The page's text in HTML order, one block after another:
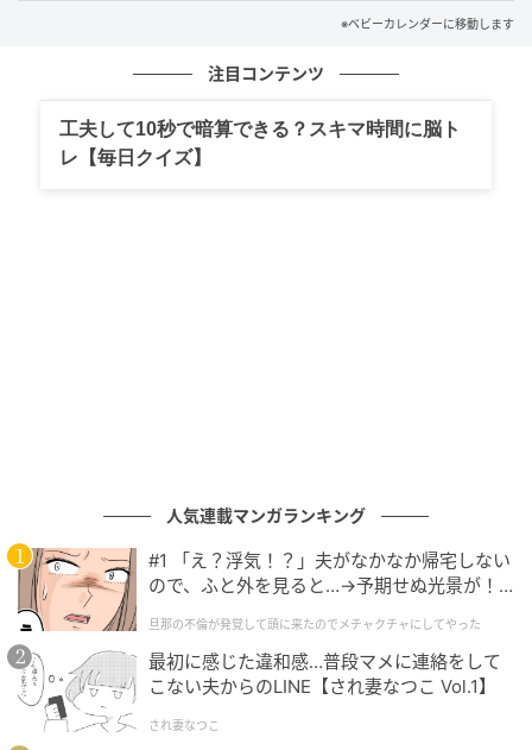
ています。最初が肝心だった、と少し後悔しつつも、
こうして家族として過ごす日々を重ねる中で、自分自
身の気持ちにも余裕ができてきました。いつかまた素
でじっくりと受け止めているところです。
ベビーカレンダー
産前は、私も夫も比較的性欲が強いほうで、妊活も含
めて前向きに行為に取り組み、楽しんでいました。
※ベビーカレンダーに移動します
注目コンテンツ
工夫して10秒で暗算できる？スキマ時間に脳ト
レ【毎日クイズ】
人気連載マンガランキング
#1 「え？浮気！？」夫がなかなか帰宅しない
ので、ふと外を見ると…→予期せぬ光景が！
クチャにしてやった
旦那の不倫が発覚して頭に来たのでメチャクチャにしてやった
最初に感じた違和感…普段マメに連絡をして
こない夫からのLINE【され妻なつこ Vol.1】
され妻なつこ